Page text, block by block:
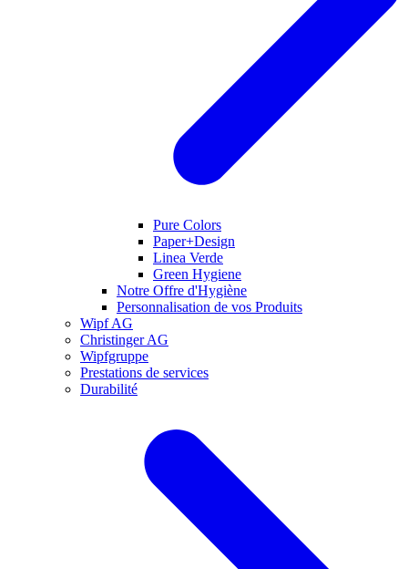
Pure Colors
Paper+Design
Linea Verde
Green Hygiene
Notre Offre d'Hygiène
Personnalisation de vos Produits
Wipf AG
Christinger AG
Wipfgruppe
Prestations de services
Durabilité